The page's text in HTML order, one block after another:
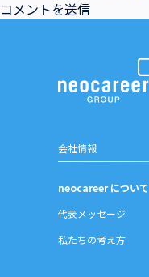
会社情報
neocareer について
代表メッセージ
私たちの考え方